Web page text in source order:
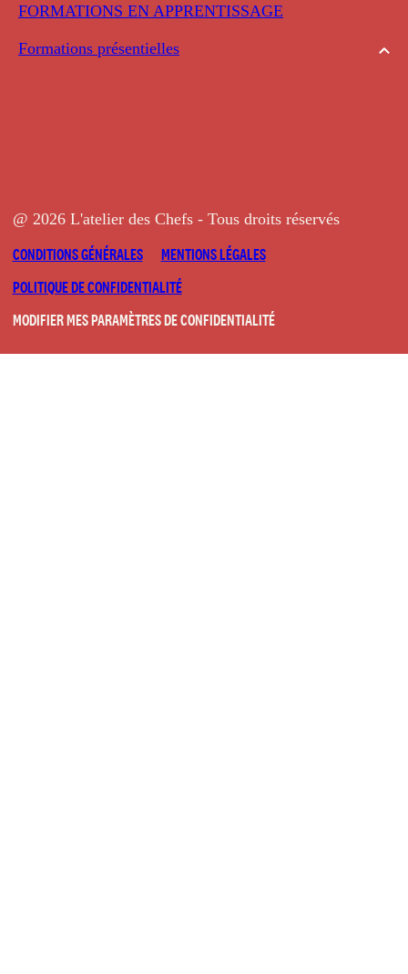
FORMATIONS EN APPRENTISSAGE
Formations présentielles
@ 2026 L'atelier des Chefs - Tous droits réservés
CONDITIONS GÉNÉRALES
MENTIONS LÉGALES
POLITIQUE DE CONFIDENTIALITÉ
MODIFIER MES PARAMÈTRES DE CONFIDENTIALITÉ